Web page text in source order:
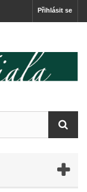
Přihlásit se